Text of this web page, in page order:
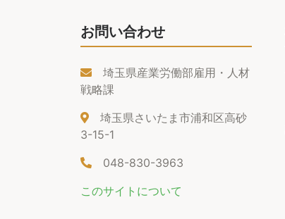
お問い合わせ
埼玉県産業労働部雇用・人材
戦略課
埼玉県さいたま市浦和区高砂
3-15-1
048-830-3963
このサイトについて